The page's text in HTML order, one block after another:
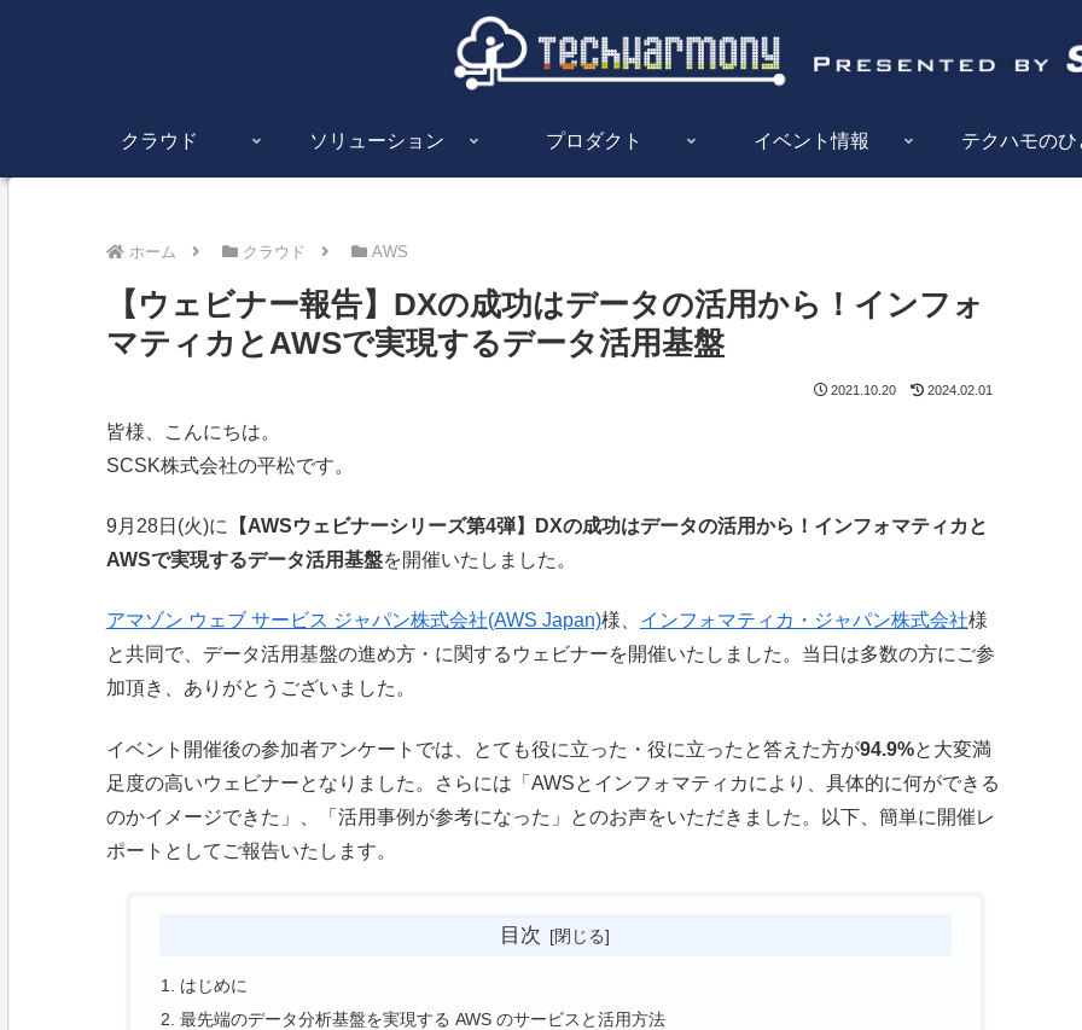
クラウド ソリューション プロダクト イベント情報 テクハモのひ
ホーム クラウド AWS
【ウェビナー報告】DXの成功はデータの活用から！インフォ
マティカとAWSで実現するデータ活用基盤
2021.10.20 2024.02.01
皆様、こんにちは。
SCSK株式会社の平松です。
9月28日(火)に
【AWSウェビナーシリーズ第4弾】DXの成功はデータの活用から！インフォマティカと
AWSで実現するデータ活用基盤を開催いたしました。
アマゾン ウェブ サービス ジャパン株式会社(AWS Japan)様、 インフォマティカ・ジャパン株式会社様
と共同で、データ活用基盤の進め方・に関するウェビナーを開催いたしました。当日は多数の方にご参
加頂き、ありがとうございました。
イベント開催後の参加者アンケートでは、とても役に立った・役に立ったと答えた方が94.9%と大変満
足度の高いウェビナーとなりました。さらには「AWSとインフォマティカにより、具体的に何ができる
のかイメージできた」、「活用事例が参考になった」とのお声をいただきました。以下、簡単に開催レ
ポートとしてご報告いたします。
目次
はじめに
最先端のデータ分析基盤を実現する AWS のサービスと活用方法